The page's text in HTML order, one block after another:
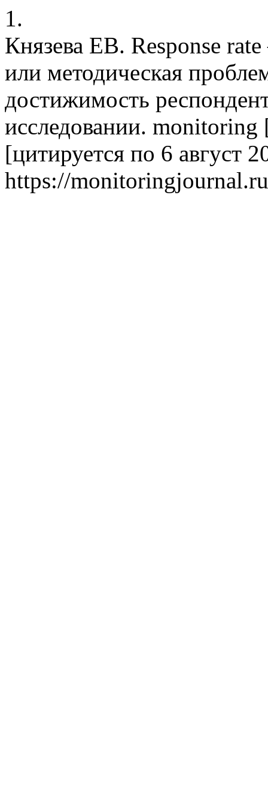
1.
Князева ЕВ. Response
или методическая
достижимость
исследовании. monitoring
[цитируется по 6 август
https://